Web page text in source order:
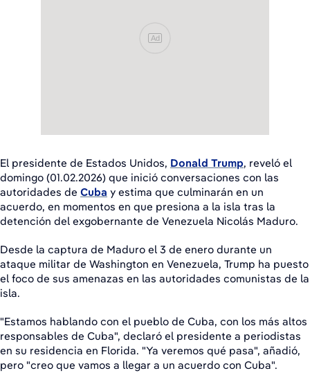
Ad
El presidente de Estados Unidos, Donald Trump, reveló el
domingo (01.02.2026) que inició conversaciones con las
autoridades de Cuba y estima que culminarán en un
acuerdo, en momentos en que presiona a la isla tras la
detención del exgobernante de Venezuela Nicolás Maduro.
Desde la captura de Maduro el 3 de enero durante un
ataque militar de Washington en Venezuela, Trump ha puesto
el foco de sus amenazas en las autoridades comunistas de la
isla.
"Estamos hablando con el pueblo de Cuba, con los más altos
responsables de Cuba", declaró el presidente a periodistas
en su residencia en Florida. "Ya veremos qué pasa", añadió,
pero "creo que vamos a llegar a un acuerdo con Cuba".